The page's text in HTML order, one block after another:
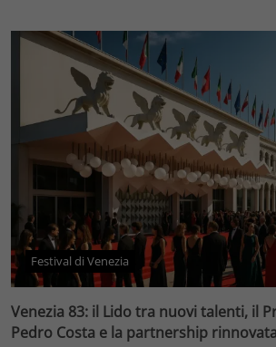
Festival di Venezia
Venezia 83: il Lido tra nuovi talenti, il
Pedro Costa e la partnership